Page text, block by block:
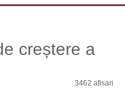
creștere a
3462 afisari